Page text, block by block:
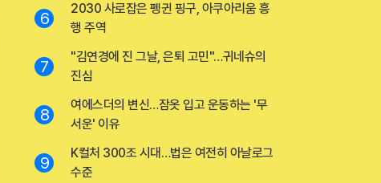
6
2030 사로잡은 펭귄 핑구, 아쿠아리움 흥
행 주역
7
"김연경에 진 그날, 은퇴 고민"…귀네슈의
진심
8
여에스더의 변신…잠옷 입고 운동하는 '무
서운' 이유
9
K컬처 300조 시대…법은 여전히 아날로그
수준